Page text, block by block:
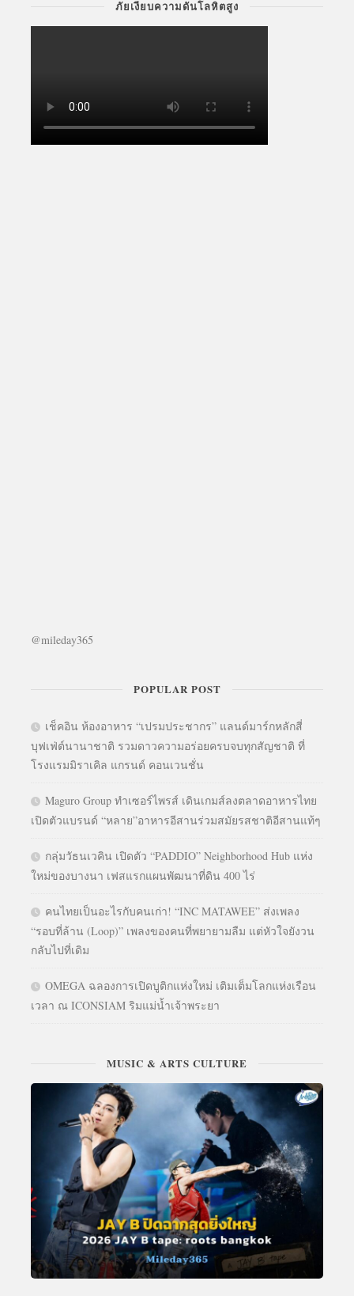
ภัยเงียบความดันโลหิตสูง
@mileday365
POPULAR POST
เช็คอิน ห้องอาหาร “เปรมประชากร” แลนด์มาร์กหลักสี่
บุฟเฟ่ต์นานาชาติ รวมดาวความอร่อยครบจบทุกสัญชาติ ที่
โรงแรมมิราเคิล แกรนด์ คอนเวนชั่น
Maguro Group ทำเซอร์ไพรส์ เดินเกมส์ลงตลาดอาหารไทย
เปิดตัวแบรนด์ “หลาย”อาหารอีสานร่วมสมัยรสชาติอีสานแท้ๆ
กลุ่มวัธนเวคิน เปิดตัว “PADDIO” Neighborhood Hub แห่ง
ใหม่ของบางนา เฟสแรกแผนพัฒนาที่ดิน 400 ไร่
คนไทยเป็นอะไรกับคนเก่า! “INC MATAWEE” ส่งเพลง
“รอบที่ล้าน (Loop)” เพลงของคนที่พยายามลืม แต่หัวใจยังวน
กลับไปที่เดิม
OMEGA ฉลองการเปิดบูติกแห่งใหม่ เติมเต็มโลกแห่งเรือน
เวลา ณ ICONSIAM ริมแม่น้ำเจ้าพระยา
MUSIC & ARTS CULTURE